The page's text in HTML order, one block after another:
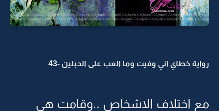
رواية خطاي اني وفيت وما العب على الحبلين -43
مع اختلاف الاشخاص ..وقامت هي